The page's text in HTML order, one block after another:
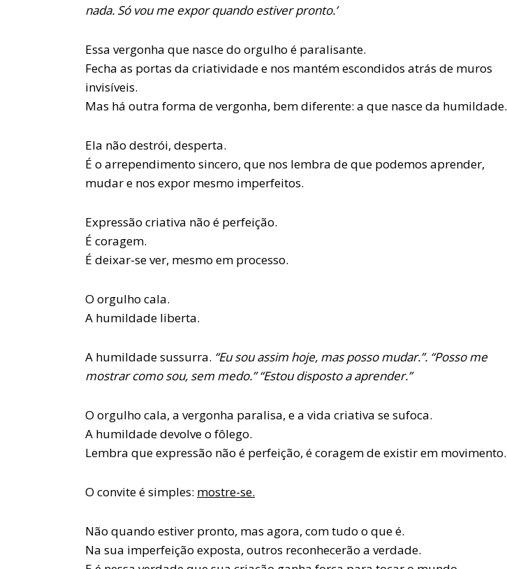
nada. Só vou me expor quando estiver pronto.’
Essa vergonha que nasce do orgulho é paralisante.
Fecha as portas da criatividade e nos mantém escondidos atrás de muros
invisíveis.
Mas há outra forma de vergonha, bem diferente: a que nasce da humildade.
Ela não destrói, desperta.
É o arrependimento sincero, que nos lembra de que podemos aprender,
mudar e nos expor mesmo imperfeitos.
Expressão criativa não é perfeição.
É coragem.
É deixar-se ver, mesmo em processo.
O orgulho cala.
A humildade liberta.
A humildade sussurra. “Eu sou assim hoje, mas posso mudar.”. “Posso me
mostrar como sou, sem medo.” “Estou disposto a aprender.”
O orgulho cala, a vergonha paralisa, e a vida criativa se sufoca.
A humildade devolve o fôlego.
Lembra que expressão não é perfeição, é coragem de existir em movimento.
O convite é simples: mostre-se.
Não quando estiver pronto, mas agora, com tudo o que é.
Na sua imperfeição exposta, outros reconhecerão a verdade.